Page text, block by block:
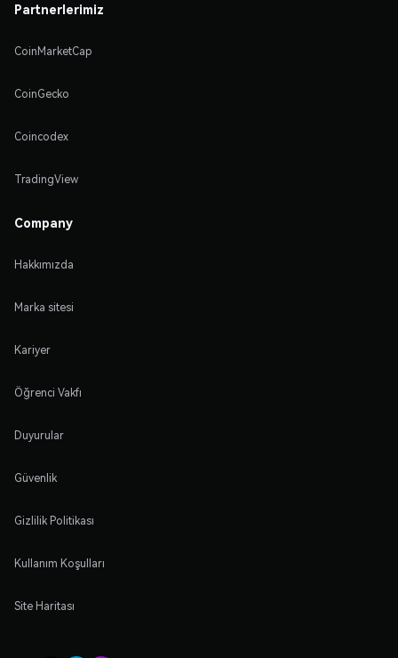
Partnerlerimiz
CoinMarketCap
CoinGecko
Coincodex
TradingView
Company
Hakkımızda
Marka sitesi
Kariyer
Öğrenci Vakfı
Duyurular
Güvenlik
Gizlilik Politikası
Kullanım Koşulları
Site Haritası